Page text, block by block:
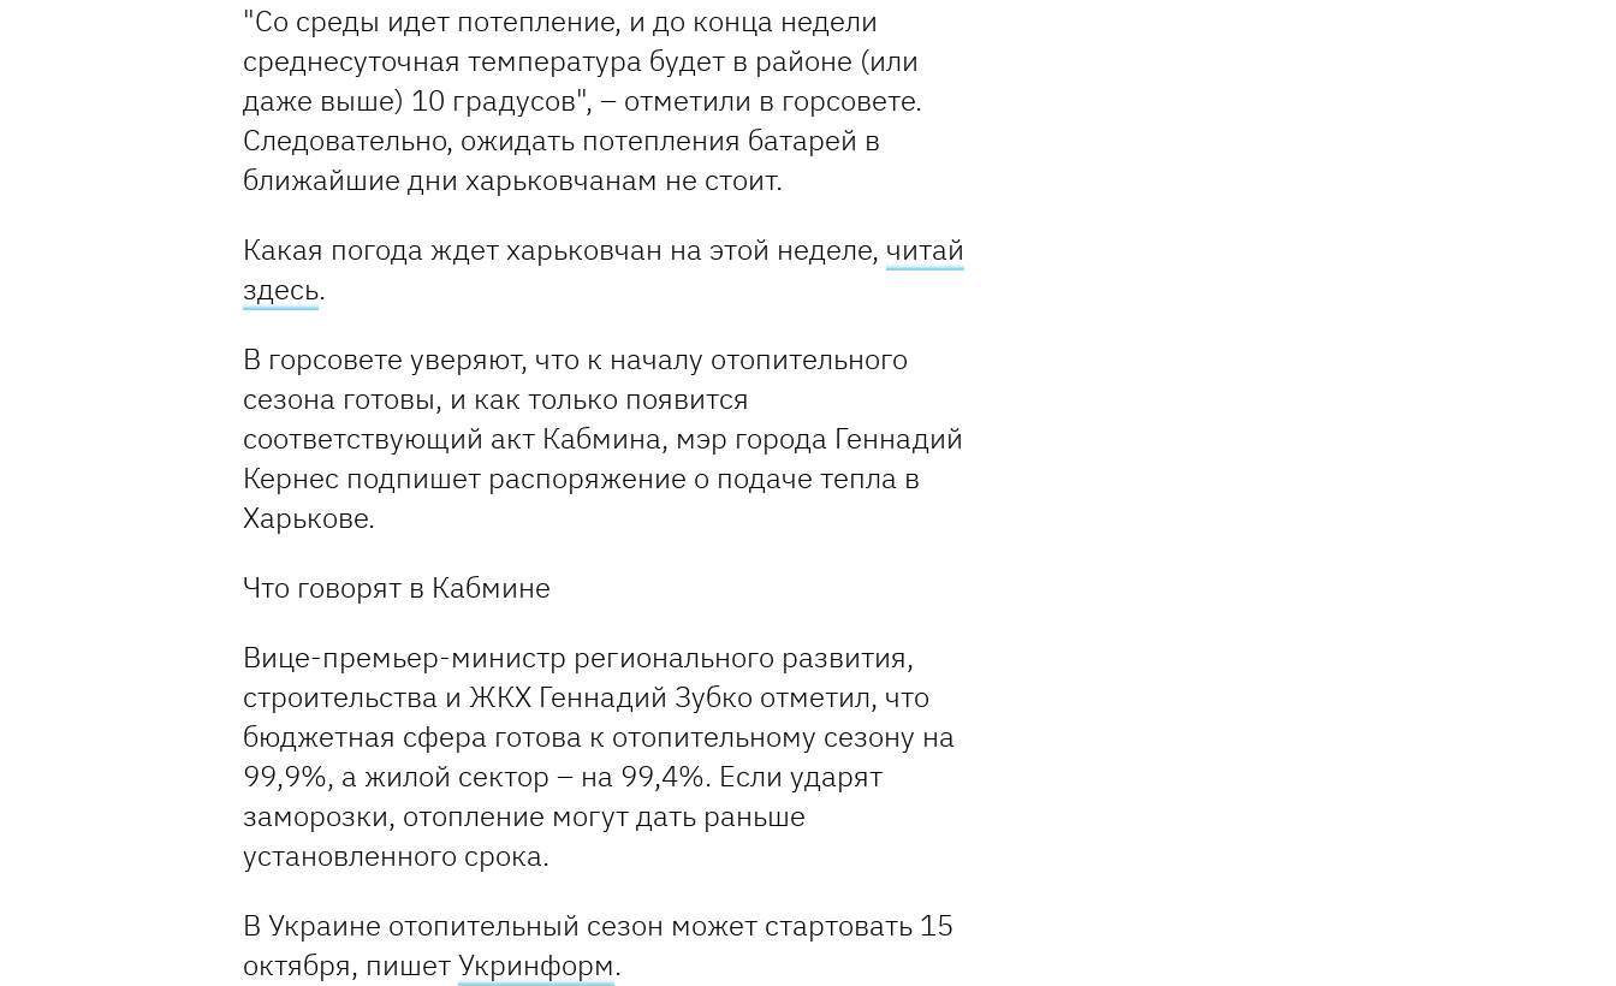
"Со среды идет потепление, и до конца недели
среднесуточная температура будет в районе (или
даже выше) 10 градусов", – отметили в горсовете.
Следовательно, ожидать потепления батарей в
ближайшие дни харьковчанам не стоит.
Какая погода ждет харьковчан на этой неделе, читай
здесь.
В горсовете уверяют, что к началу отопительного
сезона готовы, и как только появится
соответствующий акт Кабмина, мэр города Геннадий
Кернес подпишет распоряжение о подаче тепла в
Харькове.
Что говорят в Кабмине
Вице-премьер-министр регионального развития,
строительства и ЖКХ Геннадий Зубко отметил, что
бюджетная сфера готова к отопительному сезону на
99,9%, а жилой сектор – на 99,4%. Если ударят
заморозки, отопление могут дать раньше
установленного срока.
В Украине отопительный сезон может стартовать 15
октября, пишетУкринформ.